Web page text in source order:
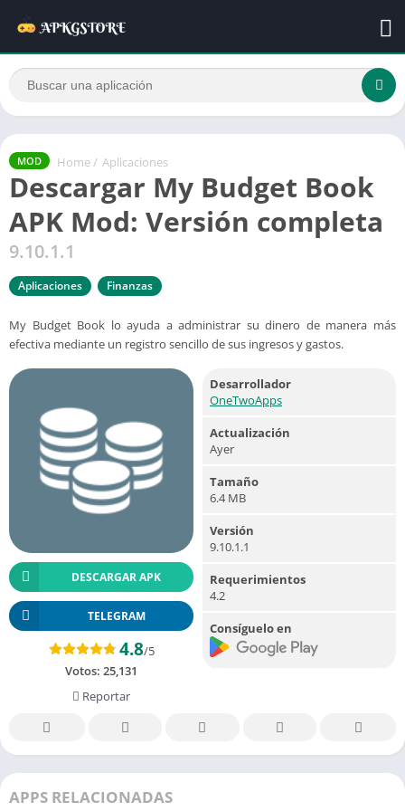
MOD Home / Aplicaciones
Descargar My Budget Book
APK Mod: Versión completa
9.10.1.1
Aplicaciones Finanzas
My Budget Book lo ayuda a administrar su dinero de manera más
efectiva mediante un registro sencillo de sus ingresos y gastos.
DESCARGAR APK
TELEGRAM
4.8/5
Votos: 25,131
Reportar
Desarrollador
OneTwoApps
Actualización
Ayer
Tamaño
6.4 MB
Versión
9.10.1.1
Requerimientos
4.2
Consíguelo en
APPS RELACIONADAS